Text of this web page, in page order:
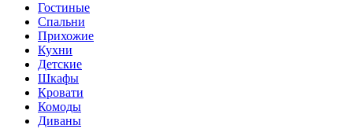
Гостиные
Спальни
Прихожие
Кухни
Детские
Шкафы
Кровати
Комоды
Диваны